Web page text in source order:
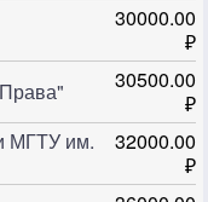
30000.00
₽
30500.00
₽
МГТУ им.
32000.00
₽